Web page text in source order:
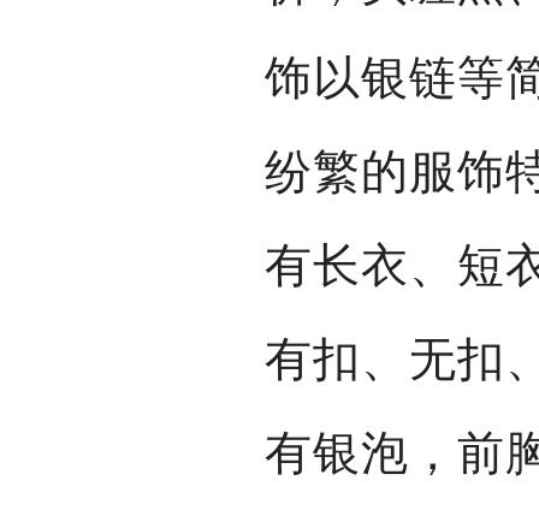
饰以银链等
纷繁的服饰
有长衣、短
有扣、无扣
有银泡，前